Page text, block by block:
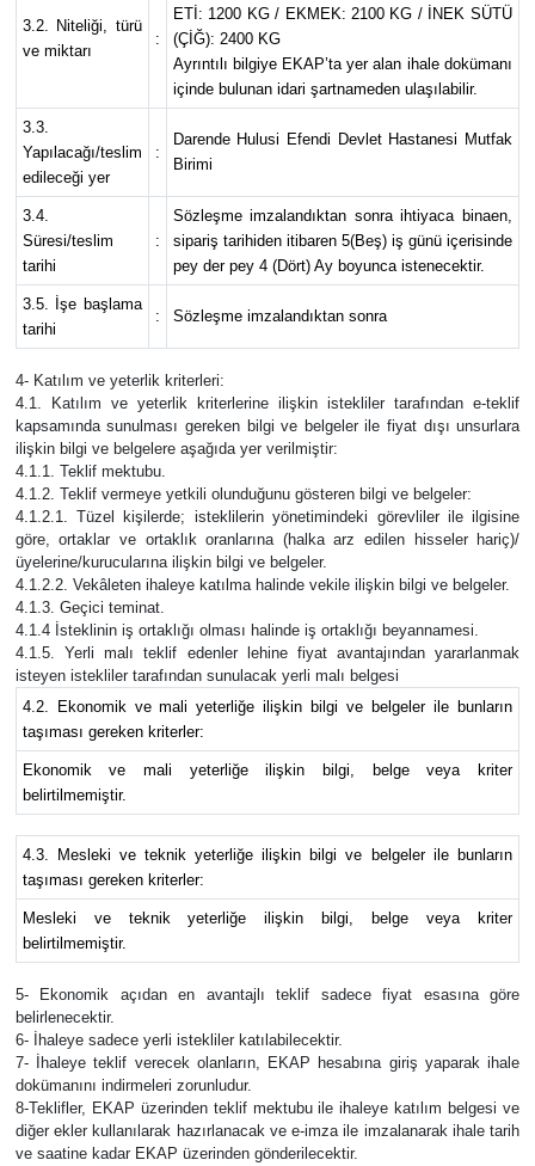
3.2. Niteliği, türü
ve miktarı
:
ETİ: 1200 KG / EKMEK: 2100 KG / İNEK SÜTÜ
(ÇİĞ): 2400 KG
Ayrıntılı bilgiye EKAP’ta yer alan ihale dokümanı
içinde bulunan idari şartnameden ulaşılabilir.
3.3.
Yapılacağı/teslim
edileceği yer
:
Darende Hulusi Efendi Devlet Hastanesi Mutfak
Birimi
3.4.
Süresi/teslim
tarihi
:
Sözleşme imzalandıktan sonra ihtiyaca binaen,
sipariş tarihiden itibaren 5(Beş) iş günü içerisinde
pey der pey 4 (Dört) Ay boyunca istenecektir.
3.5. İşe başlama
tarihi
: Sözleşme imzalandıktan sonra
4- Katılım ve yeterlik kriterleri:
4.1. Katılım ve yeterlik kriterlerine ilişkin istekliler tarafından e-teklif
kapsamında sunulması gereken bilgi ve belgeler ile fiyat dışı unsurlara
ilişkin bilgi ve belgelere aşağıda yer verilmiştir:
4.1.1. Teklif mektubu.
4.1.2. Teklif vermeye yetkili olunduğunu gösteren bilgi ve belgeler:
4.1.2.1. Tüzel kişilerde; isteklilerin yönetimindeki görevliler ile ilgisine
göre, ortaklar ve ortaklık oranlarına (halka arz edilen hisseler hariç)/
üyelerine/kurucularına ilişkin bilgi ve belgeler.
4.1.2.2. Vekâleten ihaleye katılma halinde vekile ilişkin bilgi ve belgeler.
4.1.3. Geçici teminat.
4.1.4 İsteklinin iş ortaklığı olması halinde iş ortaklığı beyannamesi.
4.1.5. Yerli malı teklif edenler lehine fiyat avantajından yararlanmak
isteyen istekliler tarafından sunulacak yerli malı belgesi
4.2. Ekonomik ve mali yeterliğe ilişkin bilgi ve belgeler ile bunların
taşıması gereken kriterler:
Ekonomik ve mali yeterliğe ilişkin bilgi, belge veya kriter
belirtilmemiştir.
4.3. Mesleki ve teknik yeterliğe ilişkin bilgi ve belgeler ile bunların
taşıması gereken kriterler:
Mesleki ve teknik yeterliğe ilişkin bilgi, belge veya kriter
belirtilmemiştir.
5- Ekonomik açıdan en avantajlı teklif sadece fiyat esasına göre
belirlenecektir.
6- İhaleye sadece yerli istekliler katılabilecektir.
7- İhaleye teklif verecek olanların, EKAP hesabına giriş yaparak ihale
dokümanını indirmeleri zorunludur.
8-Teklifler, EKAP üzerinden teklif mektubu ile ihaleye katılım belgesi ve
diğer ekler kullanılarak hazırlanacak ve e-imza ile imzalanarak ihale tarih
ve saatine kadar EKAP üzerinden gönderilecektir.